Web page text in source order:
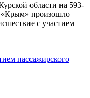
области на 593-
«Крым» произошло
с участием
пассажирского